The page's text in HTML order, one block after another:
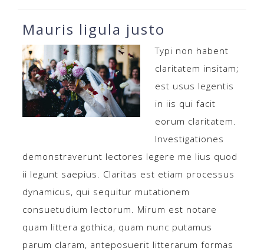
Mauris ligula justo
Typi non habent
claritatem insitam;
est usus legentis
in iis qui facit
eorum claritatem.
Investigationes
demonstraverunt lectores legere me lius quod
ii legunt saepius. Claritas est etiam processus
dynamicus, qui sequitur mutationem
consuetudium lectorum. Mirum est notare
quam littera gothica, quam nunc putamus
parum claram, anteposuerit litterarum formas